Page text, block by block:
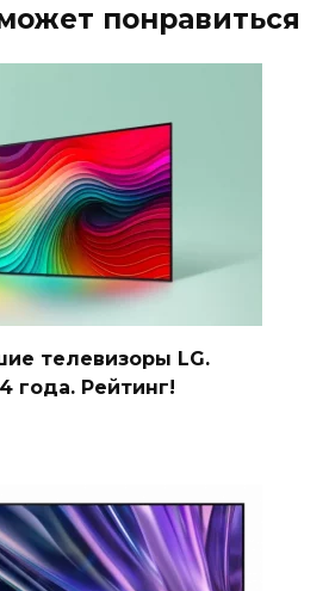
понравиться
телевизоры LG.
года. Рейтинг!